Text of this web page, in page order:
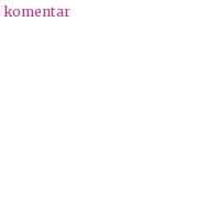
komentar